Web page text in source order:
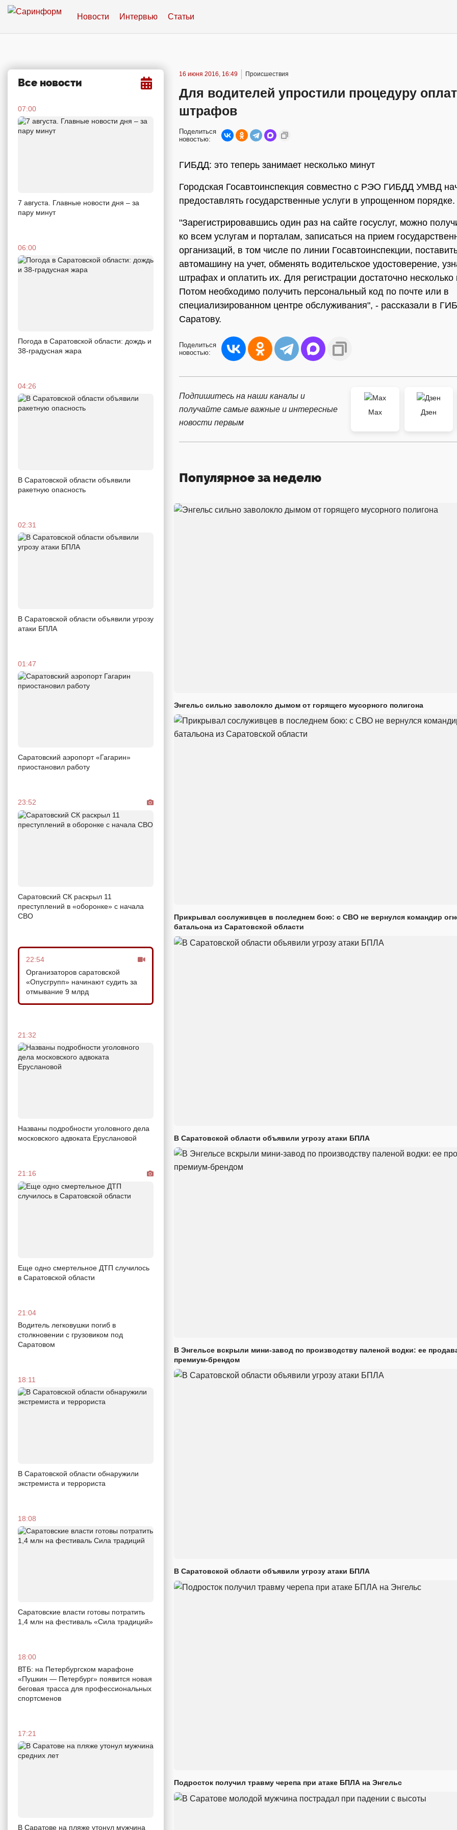
Новости Интервью Статьи
Все новости
07:00
7 августа. Главные новости дня – за
пару минут
06:00
Погода в Саратовской области: дождь и
38-градусная жара
04:26
В Саратовской области объявили
ракетную опасность
02:31
В Саратовской области объявили угрозу
атаки БПЛА
01:47
Саратовский аэропорт «Гагарин»
приостановил работу
23:52
Саратовский СК раскрыл 11
преступлений в «оборонке» с начала
СВО
22:54
Организаторов саратовской
«Опусгрупп» начинают судить за
отмывание 9 млрд
21:32
Названы подробности уголовного дела
московского адвоката Еруслановой
21:16
Еще одно смертельное ДТП случилось
в Саратовской области
21:04
Водитель легковушки погиб в
столкновении с грузовиком под
Саратовом
18:11
В Саратовской области обнаружили
экстремиста и террориста
18:08
Саратовские власти готовы потратить
1,4 млн на фестиваль «Сила традиций»
18:00
ВТБ: на Петербургском марафоне
«Пушкин — Петербург» появится новая
беговая трасса для профессиональных
спортсменов
17:21
В Саратове на пляже утонул мужчина
16 июня 2016, 16:49 Происшествия
Для водителей упростили процедуру
штрафов
Поделиться
новостью:
ГИБДД: это теперь занимает несколько минут
Городская Госавтоинспекция совместно с РЭО ГИБДД УМВД
предоставлять государственные услуги в упрощенном порядке.
"Зарегистрировавшись один раз на сайте госуслуг, можно
ко всем услугам и порталам, записаться на прием
организаций, в том числе по линии Госавтоинспекции,
автомашину на учет, обменять водительское удостоверение,
штрафах и оплатить их. Для регистрации достаточно несколько
Потом необходимо получить персональный код по почте или в
специализированном центре обслуживания", - рассказали в
Саратову.
Поделиться
новостью:
Подпишитесь на наши каналы и
получайте самые важные и интересные
новости первым
Max
Дзен
Популярное за неделю
Энгельс сильно заволокло дымом от горящего мусорного полигона
Прикрывал сослуживцев в последнем бою: с СВО не вернулся командир
батальона из Саратовской области
В Саратовской области объявили угрозу атаки БПЛА
В Энгельсе вскрыли мини-завод по производству паленой водки: ее
премиум-брендом
В Саратовской области объявили угрозу атаки БПЛА
Подросток получил травму черепа при атаке БПЛА на Энгельс